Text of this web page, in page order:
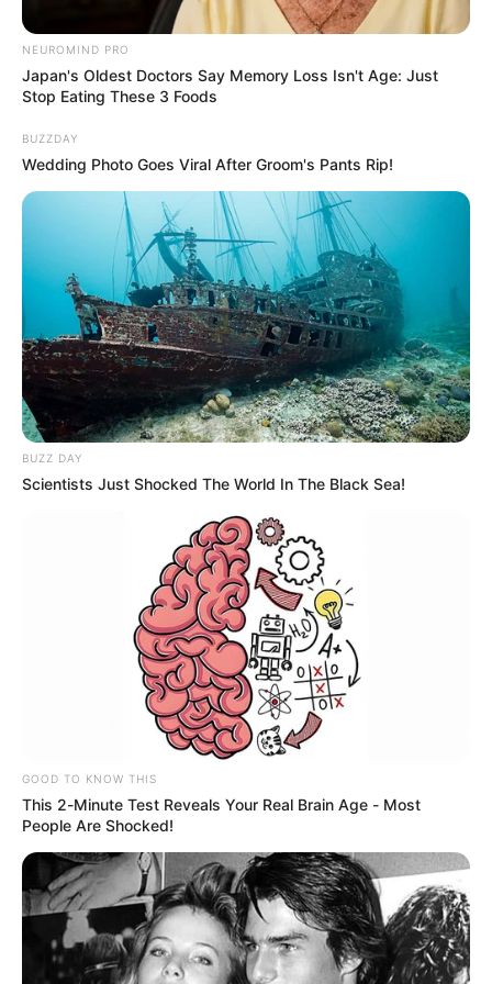
Elsy Beleño
Amenazas telefónicas
Por:Elsy Margarita Beleño Cantillo
Junio 13, 2025
COMPARTIR
UNIRSE AL CANAL DE WHATSAPP
Héctor Roca, personero del municipio de Luruaco,
Atlántico, denunció amenazas por parte, según indicó, del
Clan del Golfo. Contó que, la intimidación la recibió tras
contestar una llamada telefónica, a través de la cual, una
persona que se identificó como comandante Juan
ejecutivo, lo declaraban objetivo militar.
"Y que necesitaba reunirse conmigo de carácter urgente,
razón por la cual, pues, naturalmente, entendiendo los
protocolos que tenemos establecidos para ello, yo
procedo a colgar la llamada y de inmediato aperturar la
ruta de protección y solicitarle a la Policía Nacional el
NEUROMIND PRO
Japan's Oldest Doctors Say Memory Loss Isn't Age: Just
Stop Eating These 3 Foods
BUZZDAY
Wedding Photo Goes Viral After Groom's Pants Rip!
BUZZ DAY
Scientists Just Shocked The World In The Black Sea!
GOOD TO KNOW THIS
This 2-Minute Test Reveals Your Real Brain Age - Most
People Are Shocked!